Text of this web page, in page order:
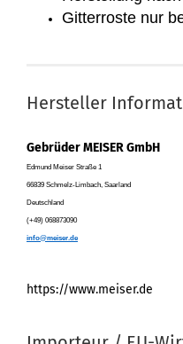
Gitterroste nur
Hersteller
Gebrüder MEISER GmbH
Edmund Meiser Straße 1
66839 Schmelz-Limbach, Saarland
Deutschland
(+49) 068873090
info@meiser.de
https://www.meiser.de